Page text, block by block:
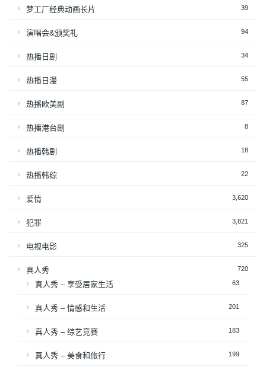
梦工厂经典动画长片 39
演唱会&颁奖礼 94
热播日剧 34
热播日漫 55
热播欧美剧 87
热播港台剧 8
热播韩剧 18
热播韩综 22
爱情 3,620
犯罪 3,821
电视电影 325
真人秀 720
真人秀 – 享受居家生活 63
真人秀 – 情感和生活 201
真人秀 – 综艺竞赛 183
真人秀 – 美食和旅行 199